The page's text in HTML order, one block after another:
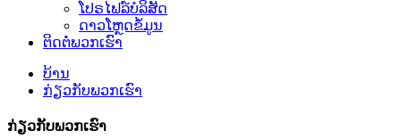
ໂປຣໄຟລ໌ບໍລິສັດ
ດາວໂຫຼດຂໍ້ມູນ
ຕິດຕໍ່ພວກເຮົາ
ບ້ານ
ກ່ຽວກັບພວກເຮົາ
ກ່ຽວກັບພວກເຮົາ